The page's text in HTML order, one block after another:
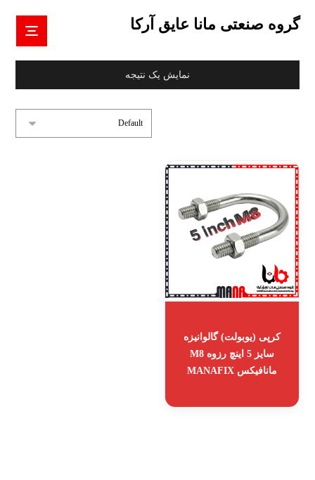
گروه صنعتی مانا عایق آرکا
نمایش یک نتیجه
کرپی (یوبولت) گالوانیزه
سایز 5 اینچ رزوه M8
مانافیکس MANAFIX